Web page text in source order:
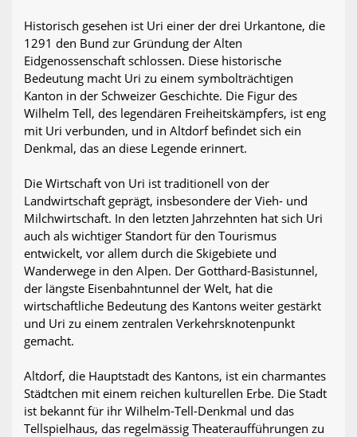
Historisch gesehen ist Uri einer der drei Urkantone, die
1291 den Bund zur Gründung der Alten
Eidgenossenschaft schlossen. Diese historische
Bedeutung macht Uri zu einem symbolträchtigen
Kanton in der Schweizer Geschichte. Die Figur des
Wilhelm Tell, des legendären Freiheitskämpfers, ist eng
mit Uri verbunden, und in Altdorf befindet sich ein
Denkmal, das an diese Legende erinnert.
Die Wirtschaft von Uri ist traditionell von der
Landwirtschaft geprägt, insbesondere der Vieh- und
Milchwirtschaft. In den letzten Jahrzehnten hat sich Uri
auch als wichtiger Standort für den Tourismus
entwickelt, vor allem durch die Skigebiete und
Wanderwege in den Alpen. Der Gotthard-Basistunnel,
der längste Eisenbahntunnel der Welt, hat die
wirtschaftliche Bedeutung des Kantons weiter gestärkt
und Uri zu einem zentralen Verkehrsknotenpunkt
gemacht.
Altdorf, die Hauptstadt des Kantons, ist ein charmantes
Städtchen mit einem reichen kulturellen Erbe. Die Stadt
ist bekannt für ihr Wilhelm-Tell-Denkmal und das
Tellspielhaus, das regelmässig Theateraufführungen zu